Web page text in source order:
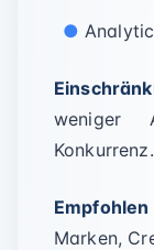
weniger
Konkurrenz.
Marken,